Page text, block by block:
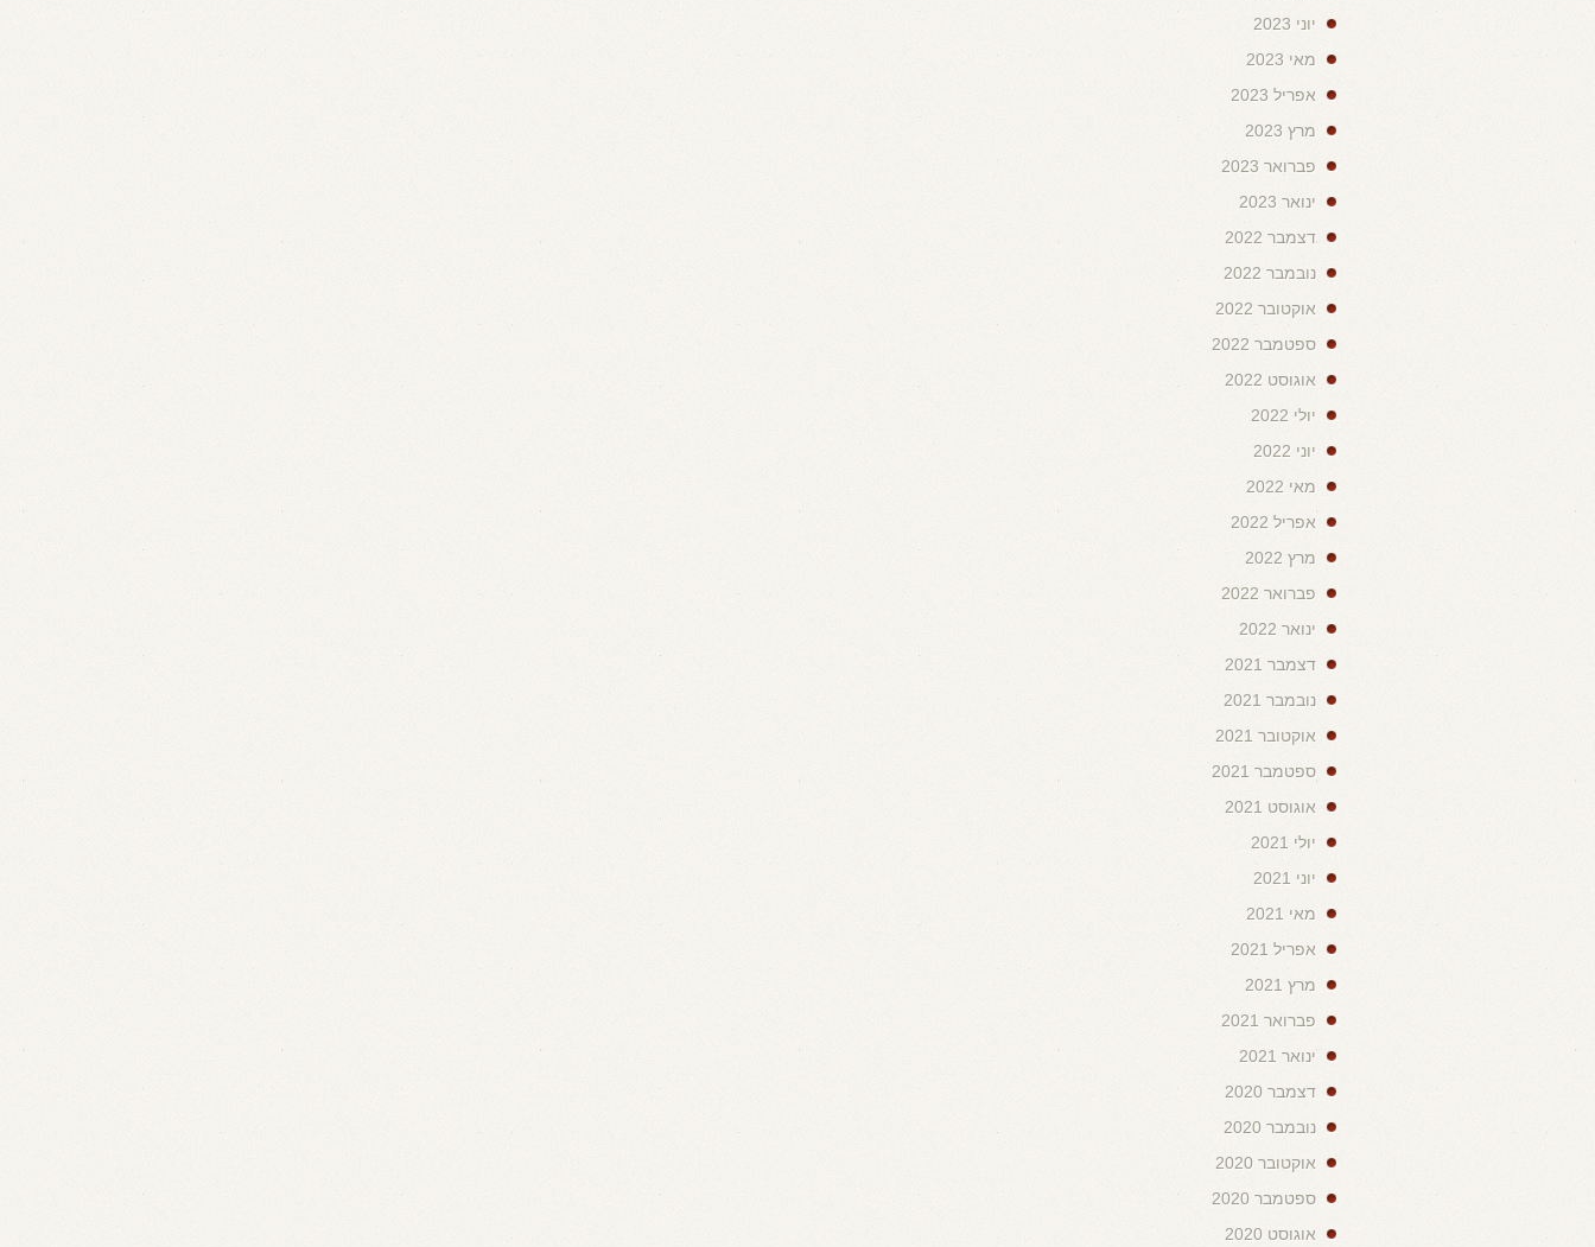
יוני 2023
מאי 2023
אפריל 2023
מרץ 2023
פברואר 2023
ינואר 2023
דצמבר 2022
נובמבר 2022
אוקטובר 2022
ספטמבר 2022
אוגוסט 2022
יולי 2022
יוני 2022
מאי 2022
אפריל 2022
מרץ 2022
פברואר 2022
ינואר 2022
דצמבר 2021
נובמבר 2021
אוקטובר 2021
ספטמבר 2021
אוגוסט 2021
יולי 2021
יוני 2021
מאי 2021
אפריל 2021
מרץ 2021
פברואר 2021
ינואר 2021
דצמבר 2020
נובמבר 2020
אוקטובר 2020
ספטמבר 2020
אוגוסט 2020